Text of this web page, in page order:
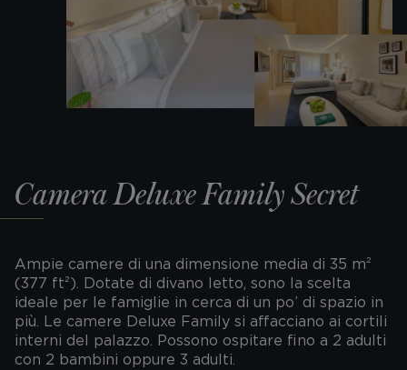
Camera Deluxe Family Secret
Ampie camere di una dimensione media di 35 m²
(377 ft²). Dotate di divano letto, sono la scelta
ideale per le famiglie in cerca di un po’ di spazio in
più. Le camere Deluxe Family si affacciano ai cortili
interni del palazzo. Possono ospitare fino a 2 adulti
con 2 bambini oppure 3 adulti.